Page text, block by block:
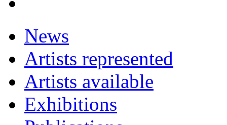
News
Artists represented
Artists available
Exhibitions